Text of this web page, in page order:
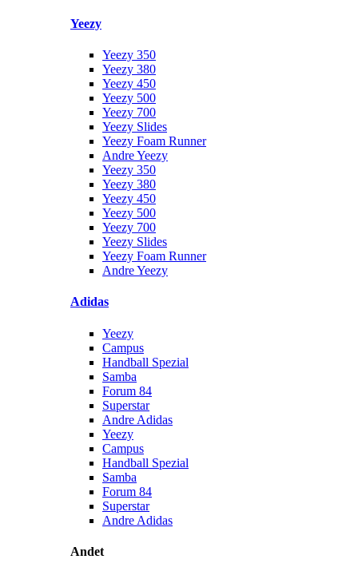
Yeezy
Yeezy 350
Yeezy 380
Yeezy 450
Yeezy 500
Yeezy 700
Yeezy Slides
Yeezy Foam Runner
Andre Yeezy
Yeezy 350
Yeezy 380
Yeezy 450
Yeezy 500
Yeezy 700
Yeezy Slides
Yeezy Foam Runner
Andre Yeezy
Adidas
Yeezy
Campus
Handball Spezial
Samba
Forum 84
Superstar
Andre Adidas
Yeezy
Campus
Handball Spezial
Samba
Forum 84
Superstar
Andre Adidas
Andet